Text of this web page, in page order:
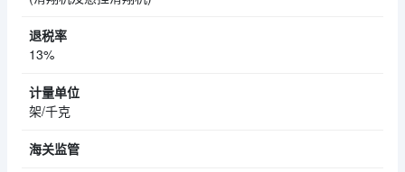
13%
架/千克